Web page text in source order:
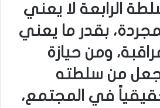
الرابعة لا يعني
بقدر ما يعني
ومن حيازة
تجعل من سلطته
حقيقياً في المجتمع،